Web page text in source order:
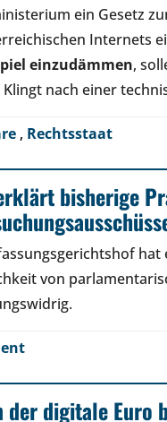
ein Gesetz
Internets
einzudämmen,
nach einer
, Rechtsstaat
bisherige
hat
von
der digitale Euro